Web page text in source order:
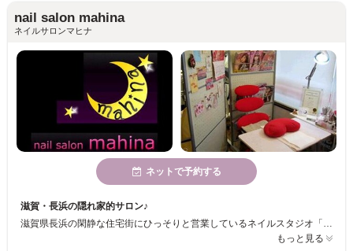
nail salon mahina
ネイルサロンマヒナ
ネットで予約する
滋賀・長浜の隠れ家的サロン♪
滋賀県長浜の閑静な住宅街にひっそりと営業しているネイルスタジオ「mahina」☆美容室「Sparkle」の中の小さなスペースですが丁寧な接客と明るい人柄で繰り返し訪れたくなる魅力があります◎お友達に内緒で通う自分だけのお気に入りにしたくなっちゃうかも！？
もっと見る